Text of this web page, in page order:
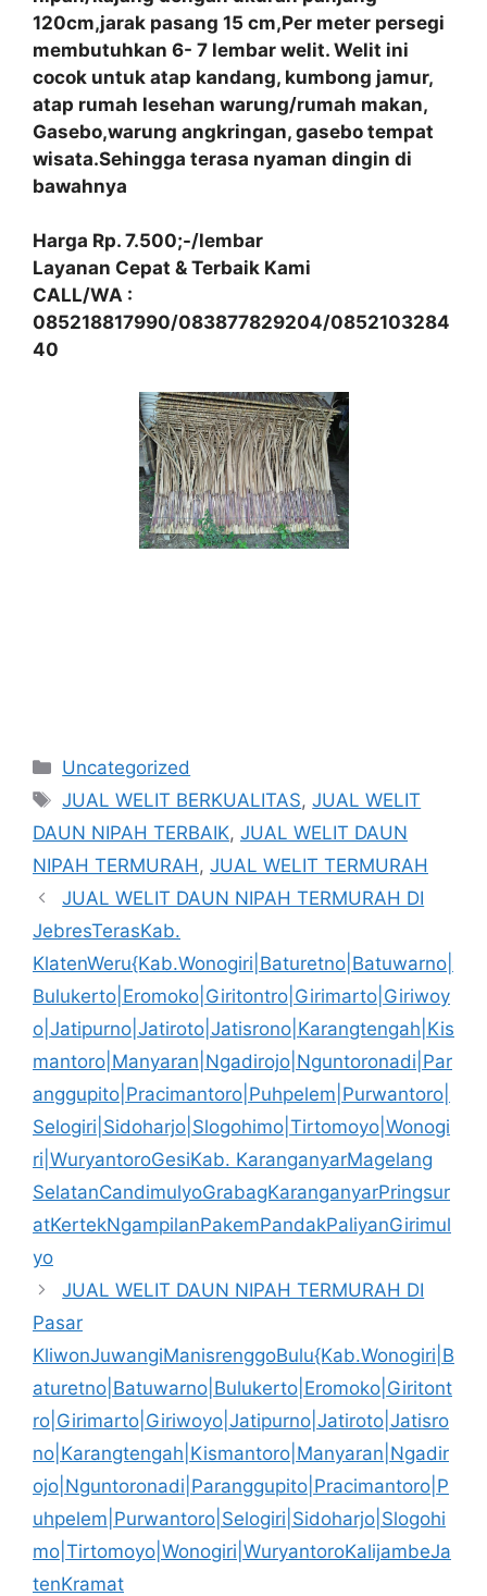
120cm,jarak pasang 15 cm,Per meter persegi
membutuhkan 6- 7 lembar welit. Welit ini
cocok untuk atap kandang, kumbong jamur,
atap rumah lesehan warung/rumah makan,
Gasebo,warung angkringan, gasebo tempat
wisata.Sehingga terasa nyaman dingin di
bawahnya
Harga Rp. 7.500;-/lembar
Layanan Cepat & Terbaik Kami
CALL/WA :
085218817990/083877829204/0852103284
40
Kategori
Uncategorized
Tag
JUAL WELIT BERKUALITAS,JUAL WELIT
DAUN NIPAH TERBAIK, JUAL WELIT DAUN
NIPAH TERMURAH , JUAL WELIT TERMURAH
JUAL WELIT DAUN NIPAH TERMURAH DI
JebresTerasKab.
KlatenWeru{Kab.Wonogiri|Baturetno|Batuwarno|
Bulukerto|Eromoko|Giritontro|Girimarto|Giriwoy
o|Jatipurno|Jatiroto|Jatisrono|Karangtengah|Kis
mantoro|Manyaran|Ngadirojo|Nguntoronadi|Par
anggupito|Pracimantoro|Puhpelem|Purwantoro|
Selogiri|Sidoharjo|Slogohimo|Tirtomoyo|Wonogi
ri|WuryantoroGesiKab. KaranganyarMagelang
SelatanCandimulyoGrabagKaranganyarPringsur
atKertekNgampilanPakemPandakPaliyanGirimul
yo
JUAL WELIT DAUN NIPAH TERMURAH DI
Pasar
KliwonJuwangiManisrenggoBulu{Kab.Wonogiri|B
aturetno|Batuwarno|Bulukerto|Eromoko|Giritont
ro|Girimarto|Giriwoyo|Jatipurno|Jatiroto|Jatisro
no|Karangtengah|Kismantoro|Manyaran|Ngadir
ojo|Nguntoronadi|Paranggupito|Pracimantoro|P
uhpelem|Purwantoro|Selogiri|Sidoharjo|Slogohi
mo|Tirtomoyo|Wonogiri|WuryantoroKalijambeJa
tenKramat